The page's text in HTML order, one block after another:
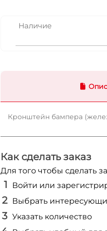
Наличие
Кронштейн бампера
Как сделать заказ
Для того чтобы сделать
Войти или
Выбрать
Указать количество